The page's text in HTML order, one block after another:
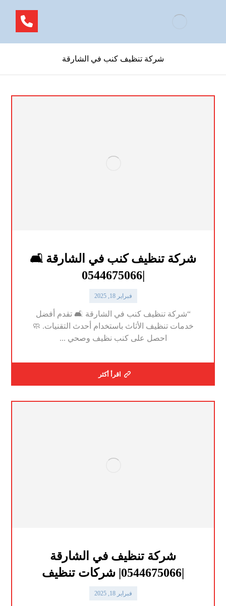
شركة تنظيف كنب في الشارقة
شركة تنظيف كنب في الشارقة 🛋️
|0544675066
فبراير 18, 2025
“شركة تنظيف كنب في الشارقة 🛋️ تقدم أفضل
خدمات تنظيف الأثاث باستخدام أحدث التقنيات. 🧼
احصل على كنب نظيف وصحي ...
اقرأ أكثر
شركة تنظيف في الشارقة
|0544675066| شركات تنظيف
فبراير 18, 2025